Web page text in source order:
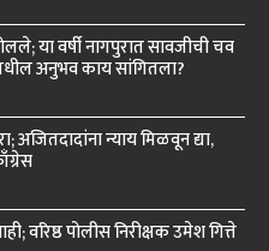
या वर्षी नागपुरात सावजीची चव
अनुभव काय सांगितला?
अजितदादांना न्याय मिळवून द्या,
वरिष्ठ पोलीस निरीक्षक उमेश गित्ते